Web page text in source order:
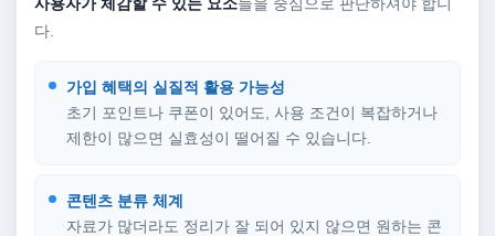
다.
가입 혜택의 실질적 활용 가능성
초기 포인트나 쿠폰이 있어도, 사용 조건이 복잡하거나
제한이 많으면 실효성이 떨어질 수 있습니다.
콘텐츠 분류 체계
자료가 많더라도 정리가 잘 되어 있지 않으면 원하는 콘